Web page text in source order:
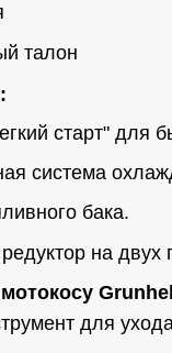
талон
старт" для
система
бака.
на двух
для